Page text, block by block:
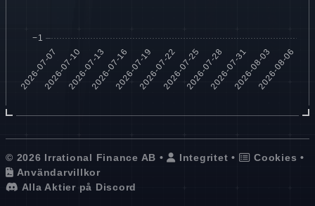
© 2026 Irrational Finance AB • Integritet • Cookies •
Användarvillkor
Alla Aktier på Discord